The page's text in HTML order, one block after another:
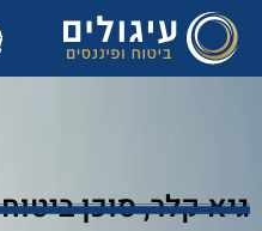
גיא קלר, סוכן ביטוח